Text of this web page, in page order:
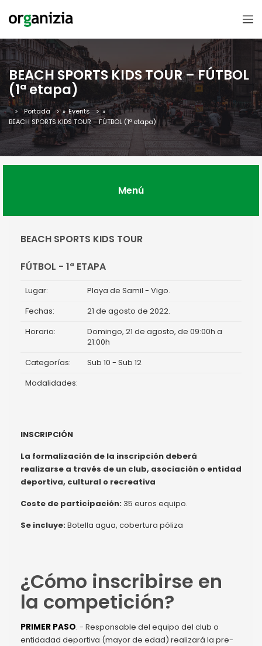
BEACH SPORTS KIDS TOUR – FÚTBOL
(1ª etapa)
Portada » Events
»
BEACH SPORTS KIDS TOUR – FÚTBOL (1ª etapa)
Menú
BEACH SPORTS KIDS TOUR
FÚTBOL - 1ª ETAPA
Lugar:
Playa de Samil - Vigo.
Fechas:
21 de agosto de 2022.
Horario:
Domingo, 21 de agosto, de 09:00h a
21:00h
Categorías:
Sub 10 - Sub 12
Modalidades:
INSCRIPCIÓN
La formalización de la inscripción deberá
realizarse a través de un club, asociación o entidad
deportiva, cultural o recreativa
Coste de participación: 35 euros equipo.
Se incluye:Botella agua, cobertura póliza
¿Cómo inscribirse en
la competición?
PRIMER PASO. - Responsable del equipo del club o
entidadad deportiva (mayor de edad) realizará la pre-